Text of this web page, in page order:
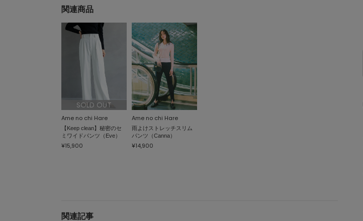
関連商品
SOLD OUT
Ame no chi Hare
【Keep clean】秘密のセ
ミワイドパンツ（Eve）
¥15,900
Ame no chi Hare
雨よけストレッチスリム
パンツ（Canna）
¥14,900
関連記事